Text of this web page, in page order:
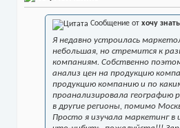
Сообщение от хочу знать
Я недавно устроилась
небольшая, но стремится к
компаниям. Собственно
анализ цен на продукцию
продукцию компанию и по
проанализировала географию
в другие регионы, помимо
Просто я изучала маркетинг